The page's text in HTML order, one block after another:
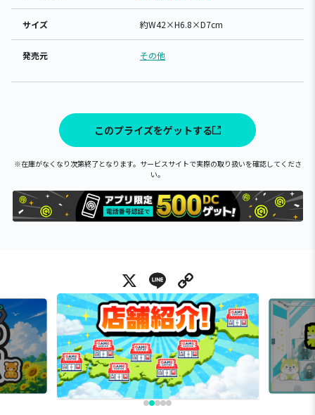
サイズ 約W42×H6.8×D7cm
発売元 その他
このプライズをゲットする
※在庫がなくなり次第終了となります。サービスサイトで実際の取り扱いを確認してくださ
い。
X Line